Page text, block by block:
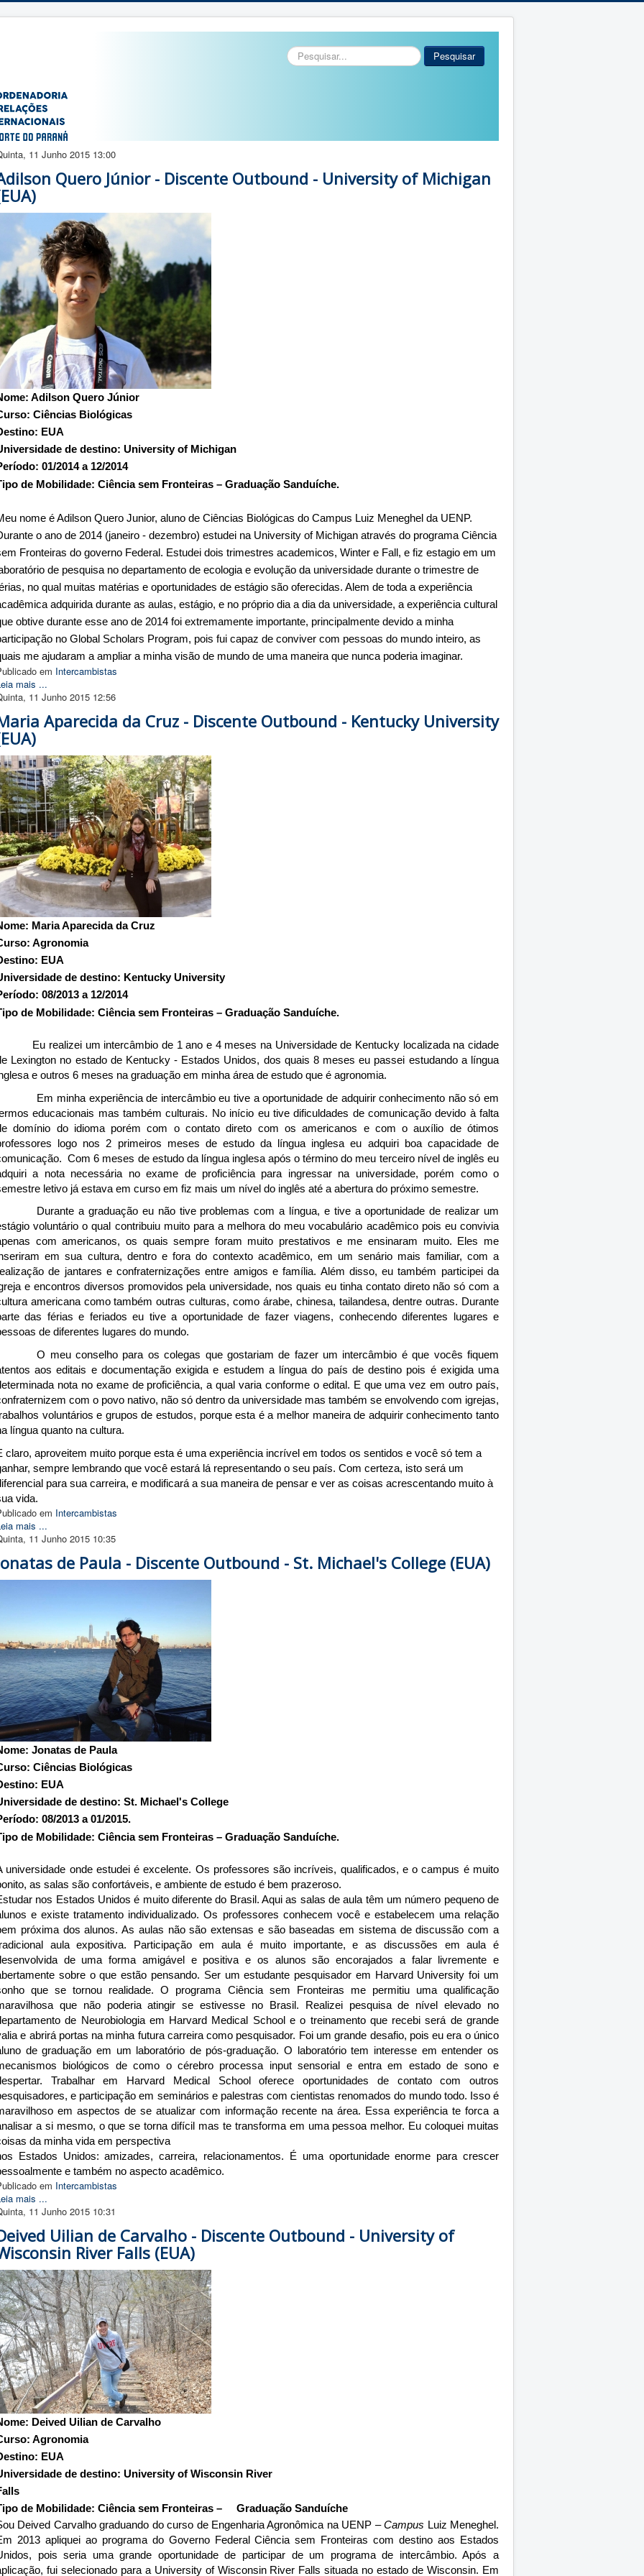
Pesquisar... Pesquisar
11 Junho 2015 13:00
Quero Júnior - Discente Outbound - University of Michigan
Adilson Quero Júnior
Ciências Biológicas
EUA
de destino: University of Michigan
01/2014 a 12/2014
de Mobilidade: Ciência sem Fronteiras – Graduação Sanduíche.
nome é Adilson Quero Junior, aluno de Ciências Biológicas do Campus Luiz Meneghel da UENP.
o ano de 2014 (janeiro - dezembro) estudei na University of Michigan através do programa Ciência
Fronteiras do governo Federal. Estudei dois trimestres academicos, Winter e Fall, e fiz estagio em um
de pesquisa no departamento de ecologia e evolução da universidade durante o trimestre de
no qual muitas matérias e oportunidades de estágio são oferecidas. Alem de toda a experiência
adquirida durante as aulas, estágio, e no próprio dia a dia da universidade, a experiência cultural
obtive durante esse ano de 2014 foi extremamente importante, principalmente devido a minha
no Global Scholars Program, pois fui capaz de conviver com pessoas do mundo inteiro, as
me ajudaram a ampliar a minha visão de mundo de uma maneira que nunca poderia imaginar.
em Intercambistas
mais ...
11 Junho 2015 12:56
Aparecida da Cruz - Discente Outbound - Kentucky University
Maria Aparecida da Cruz
Agronomia
EUA
de destino: Kentucky University
08/2013 a 12/2014
de Mobilidade: Ciência sem Fronteiras – Graduação Sanduíche.
realizei um intercâmbio de 1 ano e 4 meses na Universidade de Kentucky localizada na cidade
Lexington no estado de Kentucky - Estados Unidos, dos quais 8 meses eu passei estudando a língua
e outros 6 meses na graduação em minha área de estudo que é agronomia.
Em minha experiência de intercâmbio eu tive a oportunidade de adquirir conhecimento não só em
educacionais mas também culturais. No início eu tive dificuldades de comunicação devido à falta
domínio do idioma porém com o contato direto com os americanos e com o auxílio de ótimos
logo nos 2 primeiros meses de estudo da língua inglesa eu adquiri boa capacidade de
Com 6 meses de estudo da língua inglesa após o término do meu terceiro nível de inglês eu
a nota necessária no exame de proficiência para ingressar na universidade, porém como o
letivo já estava em curso em fiz mais um nível do inglês até a abertura do próximo semestre.
Durante a graduação eu não tive problemas com a língua, e tive a oportunidade de realizar um
voluntário o qual contribuiu muito para a melhora do meu vocabulário acadêmico pois eu convivia
com americanos, os quais sempre foram muito prestativos e me ensinaram muito. Eles me
em sua cultura, dentro e fora do contexto acadêmico, em um senário mais familiar, com a
de jantares e confraternizações entre amigos e família. Além disso, eu também participei da
e encontros diversos promovidos pela universidade, nos quais eu tinha contato direto não só com a
americana como também outras culturas, como árabe, chinesa, tailandesa, dentre outras. Durante
das férias e feriados eu tive a oportunidade de fazer viagens, conhecendo diferentes lugares e
de diferentes lugares do mundo.
O meu conselho para os colegas que gostariam de fazer um intercâmbio é que vocês fiquem
aos editais e documentação exigida e estudem a língua do país de destino pois é exigida uma
nota no exame de proficiência, a qual varia conforme o edital. E que uma vez em outro país,
com o povo nativo, não só dentro da universidade mas também se envolvendo com igrejas,
voluntários e grupos de estudos, porque esta é a melhor maneira de adquirir conhecimento tanto
língua quanto na cultura.
claro, aproveitem muito porque esta é uma experiência incrível em todos os sentidos e você só tem a
sempre lembrando que você estará lá representando o seu país. Com certeza, isto será um
para sua carreira, e modificará a sua maneira de pensar e ver as coisas acrescentando muito à
vida.
em Intercambistas
mais ...
11 Junho 2015 10:35
de Paula - Discente Outbound - St. Michael's College (EUA)
Jonatas de Paula
Ciências Biológicas
EUA
de destino: St. Michael's College
08/2013 a 01/2015.
de Mobilidade: Ciência sem Fronteiras – Graduação Sanduíche.
universidade onde estudei é excelente. Os professores são incríveis, qualificados, e o campus é muito
as salas são confortáveis, e ambiente de estudo é bem prazeroso.
nos Estados Unidos é muito diferente do Brasil. Aqui as salas de aula têm um número pequeno de
e existe tratamento individualizado. Os professores conhecem você e estabelecem uma relação
próxima dos alunos. As aulas não são extensas e são baseadas em sistema de discussão com a
aula expositiva. Participação em aula é muito importante, e as discussões em aula é
de uma forma amigável e positiva e os alunos são encorajados a falar livremente e
sobre o que estão pensando. Ser um estudante pesquisador em Harvard University foi um
que se tornou realidade. O programa Ciência sem Fronteiras me permitiu uma qualificação
que não poderia atingir se estivesse no Brasil. Realizei pesquisa de nível elevado no
de Neurobiologia em Harvard Medical School e o treinamento que recebi será de grande
e abrirá portas na minha futura carreira como pesquisador. Foi um grande desafio, pois eu era o único
de graduação em um laboratório de pós-graduação. O laboratório tem interesse em entender os
biológicos de como o cérebro processa input sensorial e entra em estado de sono e
Trabalhar em Harvard Medical School oferece oportunidades de contato com outros
e participação em seminários e palestras com cientistas renomados do mundo todo. Isso é
em aspectos de se atualizar com informação recente na área. Essa experiência te forca a
a si mesmo, o que se torna difícil mas te transforma em uma pessoa melhor. Eu coloquei muitas
da minha vida em perspectiva
Estados Unidos: amizades, carreira, relacionamentos. É uma oportunidade enorme para crescer
e também no aspecto acadêmico.
em Intercambistas
mais ...
11 Junho 2015 10:31
Uilian de Carvalho - Discente Outbound - University of
River Falls (EUA)
Deived Uilian de Carvalho
Agronomia
EUA
de destino: University of Wisconsin River
de Mobilidade: Ciência sem Fronteiras – Graduação Sanduíche
Deived Carvalho graduando do curso de Engenharia Agronômica na UENP –Campus Luiz Meneghel.
2013 apliquei ao programa do Governo Federal Ciência sem Fronteiras com destino aos Estados
pois seria uma grande oportunidade de participar de um programa de intercâmbio. Após a
fui selecionado para a University of Wisconsin River Falls situada no estado de Wisconsin. Em